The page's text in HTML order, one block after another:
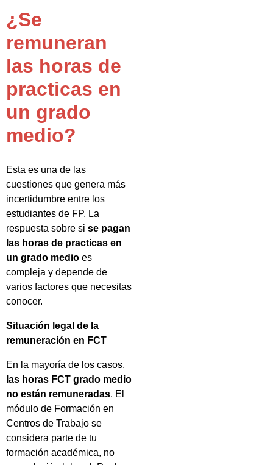
¿Se
remuneran
las horas de
practicas en
un grado
medio?
Esta es una de las
cuestiones que genera más
incertidumbre entre los
estudiantes de FP. La
respuesta sobre si se pagan
las horas de practicas en
un grado medio es
compleja y depende de
varios factores que necesitas
conocer.
Situación legal de la
remuneración en FCT
En la mayoría de los casos,
las horas FCT grado medio
no están remuneradas. El
módulo de Formación en
Centros de Trabajo se
considera parte de tu
formación académica, no